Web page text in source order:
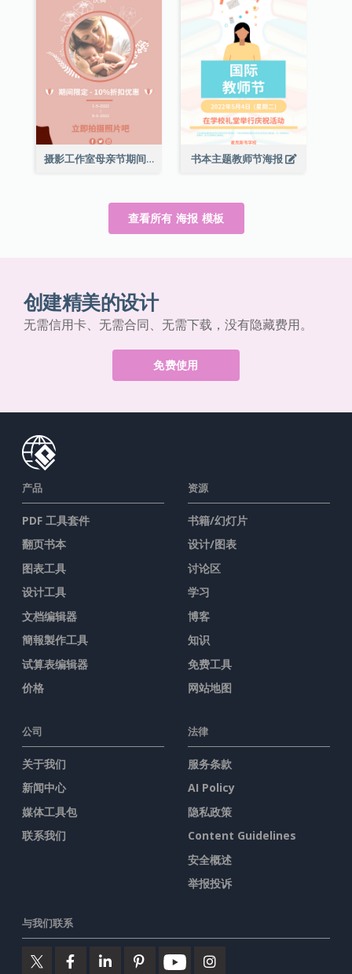
摄影工作室母亲节期间限定优惠宣传海报 书本主题教师节海报
查看所有 海报 模板
创建精美的设计
无需信用卡、无需合同、无需下载，没有隐藏费用。
免费使用
产品
PDF 工具套件
翻页书本
图表工具
设计工具
文档编辑器
簡報製作工具
试算表编辑器
价格
资源
书籍/幻灯片
设计/图表
讨论区
学习
博客
知识
免费工具
网站地图
公司
关于我们
新闻中心
媒体工具包
联系我们
法律
服务条款
AI Policy
隐私政策
Content Guidelines
安全概述
举报投诉
与我们联系